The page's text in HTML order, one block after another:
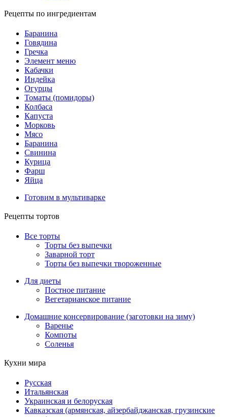
Рецепты по ингредиентам
Баранина
Говядина
Гречка
Элемент меню
Кабачки
Индейка
Огурцы
Томаты (помидоры)
Колбаса
Капуста
Морковь
Мясо
Баранина
Свинина
Курица
Фарш
Яйца
Готовим в мультиварке
Рецепты тортов
Все торты
Торты без выпечки
Заварной торт
Торты без выпечки твороженные
Для диеты
Постное питание
Вегетарианское питание
Домашние консервирование (заготовки на зиму)
Варенье
Компоты
Соленья
Кухни мира
Русская
Итальянская
Украинская и белоруская
Кавказская (армянская, айзербайджанская, грузинские